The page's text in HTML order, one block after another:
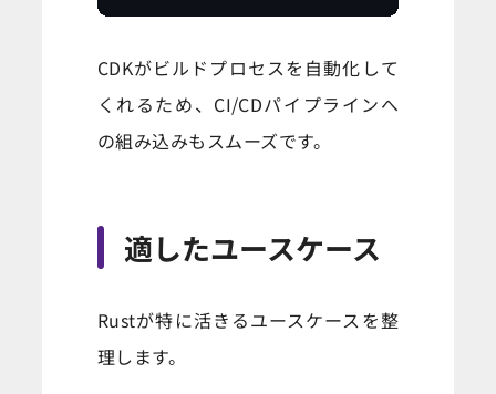
CDKがビルドプロセスを自動化して
くれるため、CI/CDパイプラインへ
の組み込みもスムーズです。
適したユースケース
Rustが特に活きるユースケースを整
理します。